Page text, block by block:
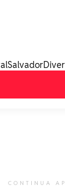
Salvador
CONTINUA